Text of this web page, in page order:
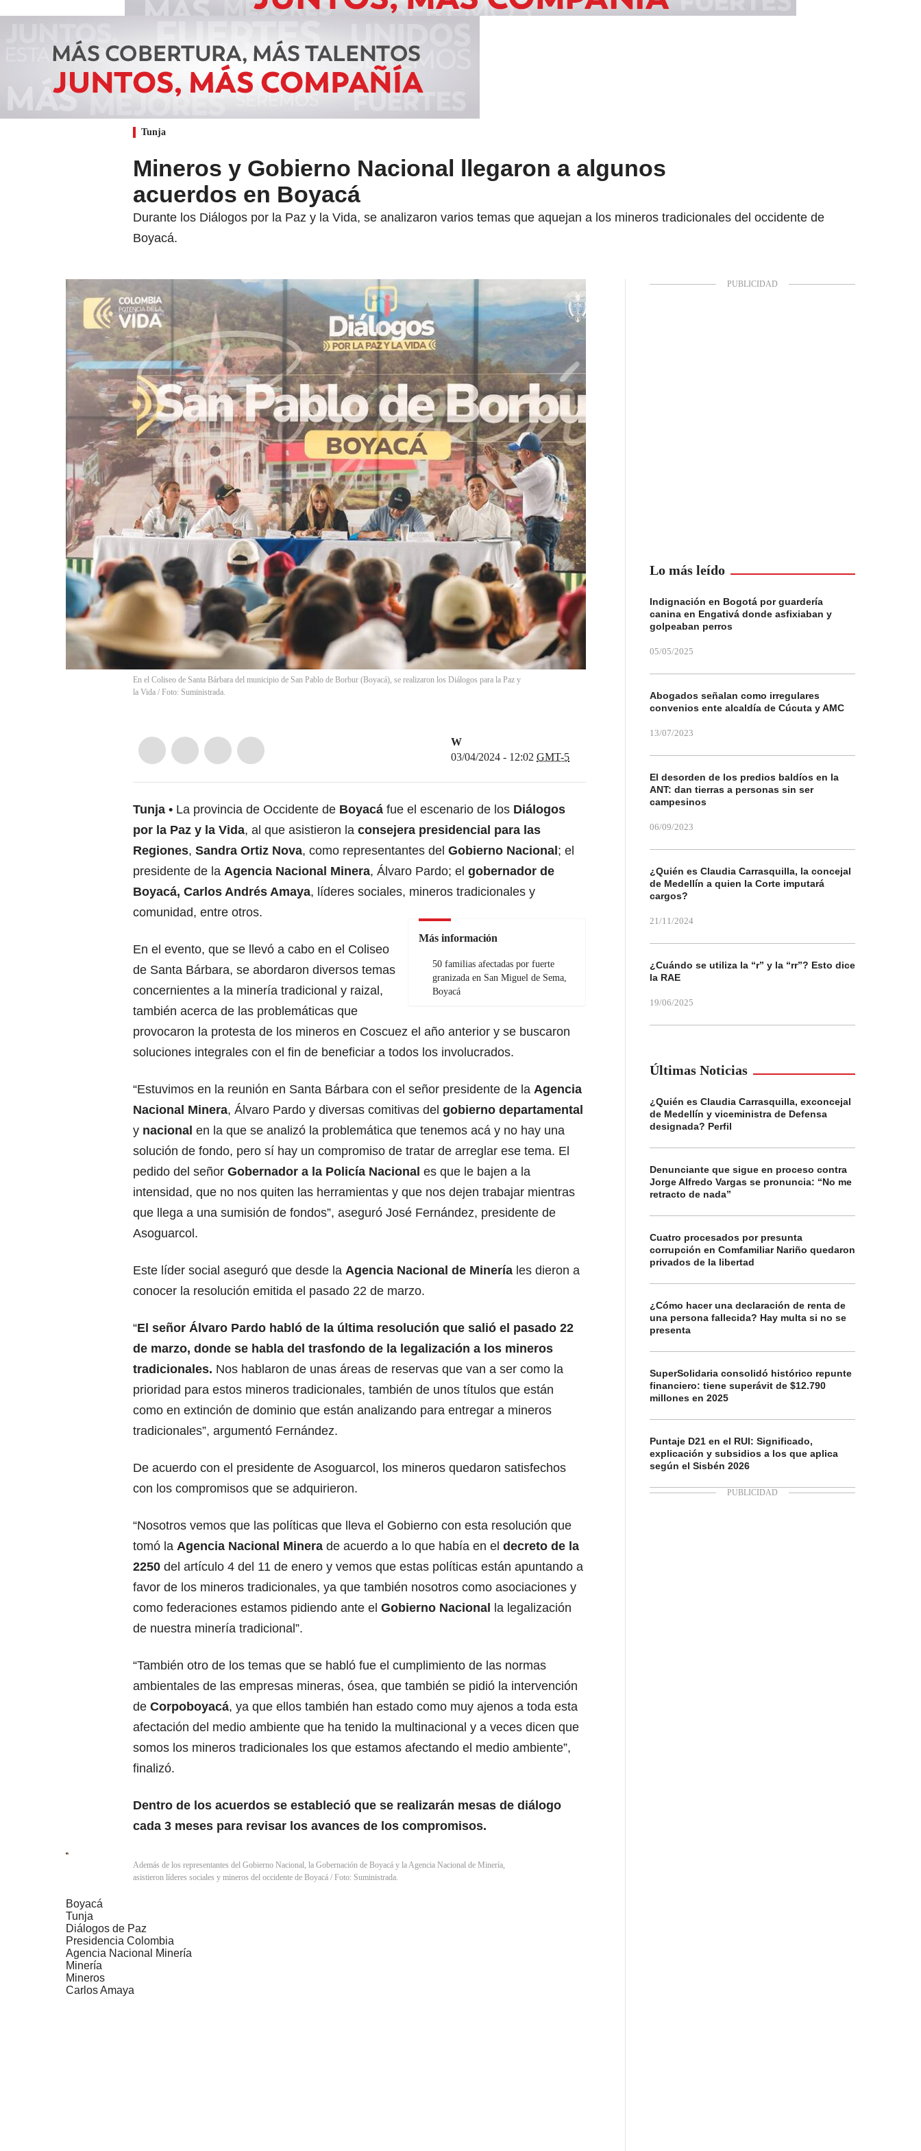
Tunja
Mineros y Gobierno Nacional llegaron a algunos
acuerdos en Boyacá
Durante los Diálogos por la Paz y la Vida, se analizaron varios temas que aquejan a los mineros tradicionales del occidente de
Boyacá.
En el Coliseo de Santa Bárbara del municipio de San Pablo de Borbur (Boyacá), se realizaron los Diálogos para la Paz y
la Vida / Foto: Suministrada.
W
03/04/2024 - 12:02 GMT-5
Tunja La provincia de Occidente de Boyacá fue el escenario de los Diálogos
por la Paz y la Vida, al que asistieron la consejera presidencial para las
Regiones, Sandra Ortiz Nova, como representantes del Gobierno Nacional ; el
presidente de la Agencia Nacional Minera, Álvaro Pardo; el gobernador de
Boyacá, Carlos Andrés Amaya, líderes sociales, mineros tradicionales y
comunidad, entre otros.
Más información
50 familias afectadas por fuerte
granizada en San Miguel de Sema,
Boyacá
En el evento, que se llevó a cabo en el Coliseo
de Santa Bárbara, se abordaron diversos temas
concernientes a la minería tradicional y raizal,
también acerca de las problemáticas que
provocaron la protesta de los mineros en Coscuez el año anterior y se buscaron
soluciones integrales con el fin de beneficiar a todos los involucrados.
“Estuvimos en la reunión en Santa Bárbara con el señor presidente de la Agencia
Nacional Minera, Álvaro Pardo y diversas comitivas del gobierno departamental
y nacional en la que se analizó la problemática que tenemos acá y no hay una
solución de fondo, pero sí hay un compromiso de tratar de arreglar ese tema. El
pedido del señor Gobernador a la Policía Nacional es que le bajen a la
intensidad, que no nos quiten las herramientas y que nos dejen trabajar mientras
que llega a una sumisión de fondos”, aseguró José Fernández, presidente de
Asoguarcol.
Este líder social aseguró que desde la Agencia Nacional de Minería les dieron a
conocer la resolución emitida el pasado 22 de marzo.
“El señor Álvaro Pardo habló de la última resolución que salió el pasado 22
de marzo, donde se habla del trasfondo de la legalización a los mineros
tradicionales. Nos hablaron de unas áreas de reservas que van a ser como la
prioridad para estos mineros tradicionales, también de unos títulos que están
como en extinción de dominio que están analizando para entregar a mineros
tradicionales”, argumentó Fernández.
De acuerdo con el presidente de Asoguarcol, los mineros quedaron satisfechos
con los compromisos que se adquirieron.
“Nosotros vemos que las políticas que lleva el Gobierno con esta resolución que
tomó la Agencia Nacional Minera de acuerdo a lo que había en el decreto de la
2250 del artículo 4 del 11 de enero y vemos que estas políticas están apuntando a
favor de los mineros tradicionales, ya que también nosotros como asociaciones y
como federaciones estamos pidiendo ante el Gobierno Nacional
la legalización
de nuestra minería tradicional”.
“También otro de los temas que se habló fue el cumplimiento de las normas
ambientales de las empresas mineras, ósea, que también se pidió la intervención
de Corpoboyacá, ya que ellos también han estado como muy ajenos a toda esta
afectación del medio ambiente que ha tenido la multinacional y a veces dicen que
somos los mineros tradicionales los que estamos afectando el medio ambiente”,
finalizó.
Dentro de los acuerdos se estableció que se realizarán mesas de diálogo
cada 3 meses para revisar los avances de los compromisos.
Además de los representantes del Gobierno Nacional, la Gobernación de Boyacá y la Agencia Nacional de Minería,
asistieron líderes sociales y mineros del occidente de Boyacá / Foto: Suministrada.
Boyacá
Tunja
Diálogos de Paz
Presidencia Colombia
Agencia Nacional Minería
Minería
Mineros
Carlos Amaya
Lo más leído
Indignación en Bogotá por guardería
canina en Engativá donde asfixiaban y
golpeaban perros
05/05/2025
Abogados señalan como irregulares
convenios ente alcaldía de Cúcuta y AMC
13/07/2023
El desorden de los predios baldíos en la
ANT: dan tierras a personas sin ser
campesinos
06/09/2023
¿Quién es Claudia Carrasquilla, la concejal
de Medellín a quien la Corte imputará
cargos?
21/11/2024
¿Cuándo se utiliza la “r” y la “rr”? Esto dice
la RAE
19/06/2025
Últimas Noticias
¿Quién es Claudia Carrasquilla, exconcejal
de Medellín y viceministra de Defensa
designada? Perfil
Denunciante que sigue en proceso contra
Jorge Alfredo Vargas se pronuncia: “No me
retracto de nada”
Cuatro procesados por presunta
corrupción en Comfamiliar Nariño quedaron
privados de la libertad
¿Cómo hacer una declaración de renta de
una persona fallecida? Hay multa si no se
presenta
SuperSolidaria consolidó histórico repunte
financiero: tiene superávit de $12.790
millones en 2025
Puntaje D21 en el RUI: Significado,
explicación y subsidios a los que aplica
según el Sisbén 2026